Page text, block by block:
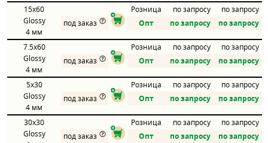
15x60
Glossy
4 мм
Розница по запросу
по запросу
под заказ
Опт по запросу по запросу
7.5x60
Glossy
4 мм
Розница по запросу
по запросу
под заказ
Опт по запросу по запросу
5x30
Glossy
4 мм
Розница по запросу
по запросу
под заказ
Опт по запросу по запросу
30x30
Glossy
Розница по запросу
по запросу
под заказ
Опт по запросу по запросу